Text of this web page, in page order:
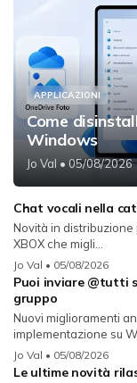
APPLICAZIONI
Come
Windows
Jo Val • 05/08/2026
Chat vocali nella
Novità in
XBOX che migli...
Jo Val • 05/08/2026
Puoi inviare @tutti
gruppo
Nuovi miglioramenti
implementazione su
Jo Val • 05/08/2026
Le ultime novità